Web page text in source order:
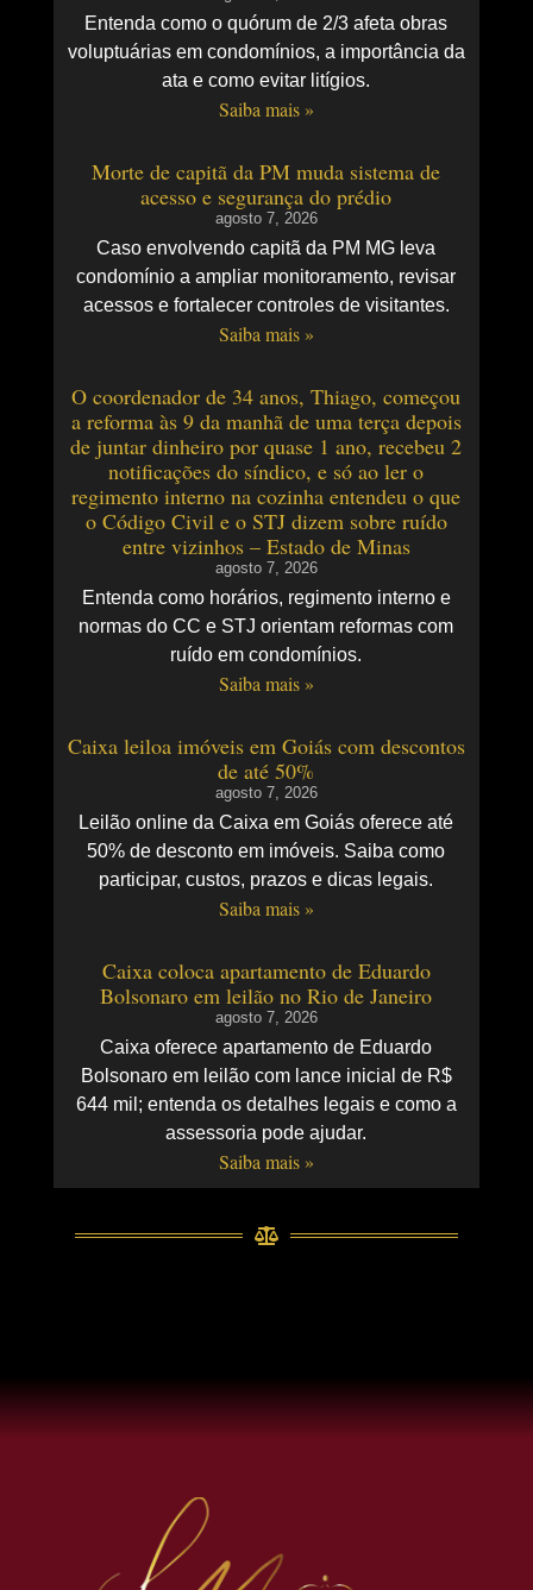
Entenda como o quórum de 2/3 afeta obras
voluptuárias em condomínios, a importância da
ata e como evitar litígios.
Saiba mais »
Morte de capitã da PM muda sistema de
acesso e segurança do prédio
agosto 7, 2026
Caso envolvendo capitã da PM MG leva
condomínio a ampliar monitoramento, revisar
acessos e fortalecer controles de visitantes.
Saiba mais »
O coordenador de 34 anos, Thiago, começou
a reforma às 9 da manhã de uma terça depois
de juntar dinheiro por quase 1 ano, recebeu 2
notificações do síndico, e só ao ler o
regimento interno na cozinha entendeu o que
o Código Civil e o STJ dizem sobre ruído
entre vizinhos – Estado de Minas
agosto 7, 2026
Entenda como horários, regimento interno e
normas do CC e STJ orientam reformas com
ruído em condomínios.
Saiba mais »
Caixa leiloa imóveis em Goiás com descontos
de até 50%
agosto 7, 2026
Leilão online da Caixa em Goiás oferece até
50% de desconto em imóveis. Saiba como
participar, custos, prazos e dicas legais.
Saiba mais »
Caixa coloca apartamento de Eduardo
Bolsonaro em leilão no Rio de Janeiro
agosto 7, 2026
Caixa oferece apartamento de Eduardo
Bolsonaro em leilão com lance inicial de R$
644 mil; entenda os detalhes legais e como a
assessoria pode ajudar.
Saiba mais »